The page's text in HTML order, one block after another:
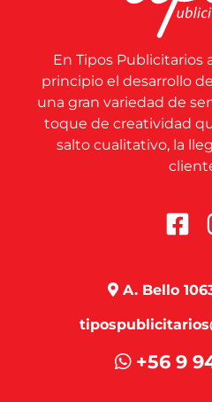
En Tipos Publicitarios
principio el desarrollo
una gran variedad de
toque de creatividad
salto cualitativo, la
A. Bello
+56 9